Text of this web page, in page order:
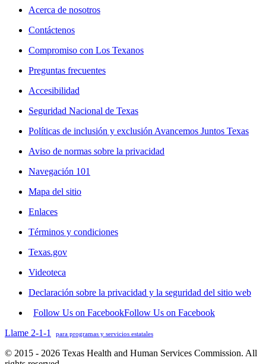
Acerca de nosotros
Contáctenos
Compromiso con Los Texanos
Preguntas frecuentes
Accesibilidad
Seguridad Nacional de Texas
Políticas de inclusión y exclusión Avancemos Juntos Texas
Aviso de normas sobre la privacidad
Navegación 101
Mapa del sitio
Enlaces
Términos y condiciones
Texas.gov
Videoteca
Declaración sobre la privacidad y la seguridad del sitio web
Follow Us on FacebookFollow Us on Facebook
Llame 2-1-1
para programas y servicios estatales
© 2015 - 2026 Texas Health and Human Services Commission. All